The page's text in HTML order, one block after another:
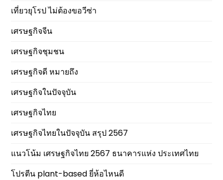
เที่ยวยุโรป ไม่ต้องขอวีซ่า
เศรษฐกิจจีน
เศรษฐกิจชุมชน
เศรษฐกิจดี หมายถึง
เศรษฐกิจในปัจจุบัน
เศรษฐกิจไทย
เศรษฐกิจไทยในปัจจุบัน สรุป 2567
แนวโน้ม เศรษฐกิจไทย 2567 ธนาคารแห่ง ประเทศไทย
โปรตีน plant-based ยี่ห้อไหนดี